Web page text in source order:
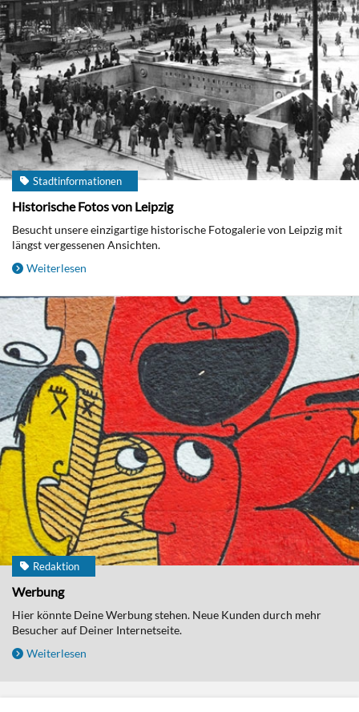
Stadtinformationen
Historische Fotos von Leipzig
Besucht unsere einzigartige historische Fotogalerie von Leipzig mit
längst vergessenen Ansichten.
Weiterlesen
Redaktion
Werbung
Hier könnte Deine Werbung stehen. Neue Kunden durch mehr
Besucher auf Deiner Internetseite.
Weiterlesen